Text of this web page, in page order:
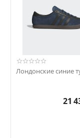
Лондонские синие
21